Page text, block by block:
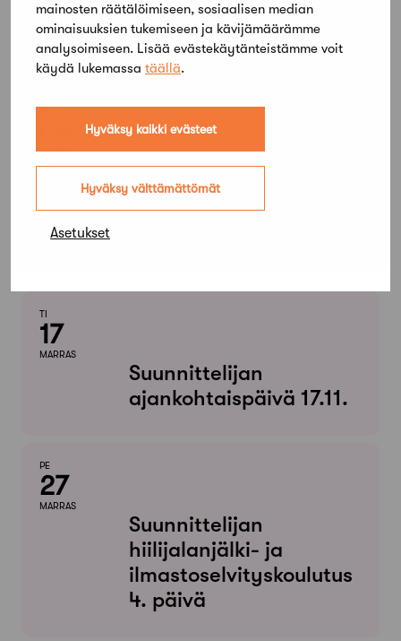
mainosten räätälöimiseen, sosiaalisen median
ominaisuuksien tukemiseen ja kävijämäärämme
analysoimiseen. Lisää evästekäytänteistämme voit
käydä lukemassa täällä.
Hyväksy kaikki evästeet
Hyväksy välttämättömät
Asetukset
MARRAS
Ammattipäivä 2026
MARRAS
Suunnittelijan
hiilijalanjälki- ja
TI
17
MARRAS
Suunnittelijan
ajankohtaispäivä 17.11.
PE
27
MARRAS
Suunnittelijan
hiilijalanjälki- ja
ilmastoselvityskoulutus
4. päivä